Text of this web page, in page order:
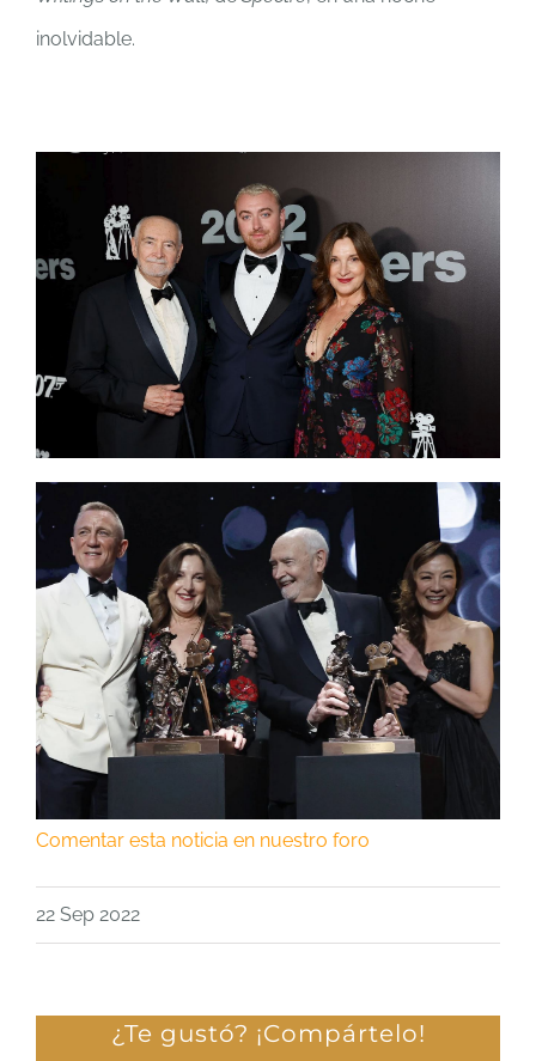
inolvidable.
Comentar esta noticia en nuestro foro
22 Sep 2022
¿Te gustó? ¡Compártelo!